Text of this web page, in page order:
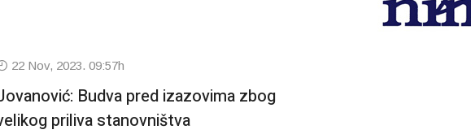
22 Nov, 2023. 09:57h
Budva pred izazovima zbog
priliva stanovništva